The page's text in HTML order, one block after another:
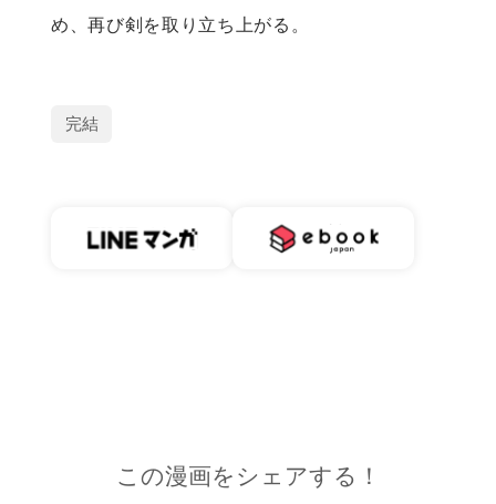
め、再び剣を取り立ち上がる。
完結
この漫画をシェアする！